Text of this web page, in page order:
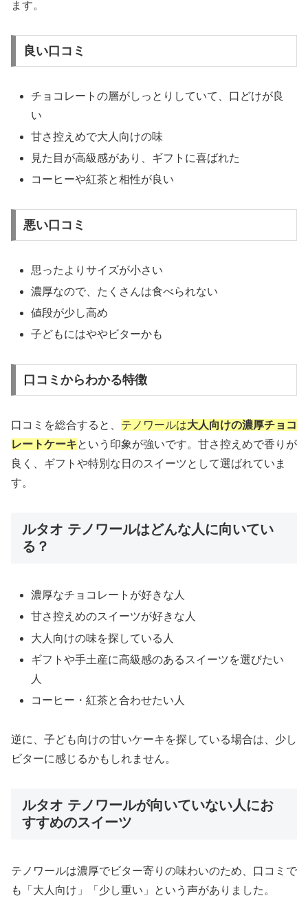
ます。
良い口コミ
チョコレートの層がしっとりしていて、口どけが良
い
甘さ控えめで大人向けの味
見た目が高級感があり、ギフトに喜ばれた
コーヒーや紅茶と相性が良い
悪い口コミ
思ったよりサイズが小さい
濃厚なので、たくさんは食べられない
値段が少し高め
子どもにはややビターかも
口コミからわかる特徴
口コミを総合すると、 テノワールは大人向けの濃厚チョコ
レートケーキという印象が強いです。甘さ控えめで香りが
良く、ギフトや特別な日のスイーツとして選ばれていま
す。
ルタオ テノワールはどんな人に向いてい
る？
濃厚なチョコレートが好きな人
甘さ控えめのスイーツが好きな人
大人向けの味を探している人
ギフトや手土産に高級感のあるスイーツを選びたい
人
コーヒー・紅茶と合わせたい人
逆に、子ども向けの甘いケーキを探している場合は、少し
ビターに感じるかもしれません。
ルタオ テノワールが向いていない人にお
すすめのスイーツ
テノワールは濃厚でビター寄りの味わいのため、口コミで
も「大人向け」「少し重い」という声がありました。